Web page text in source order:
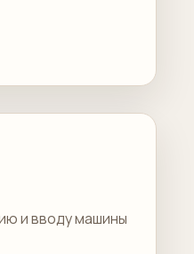
и вводу машины